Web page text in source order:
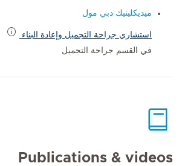
ميديكلينيك دبي مول
استشاري جراحة التجميل وإعادة البناء
في القسم جراحة التجميل
Publications & videos